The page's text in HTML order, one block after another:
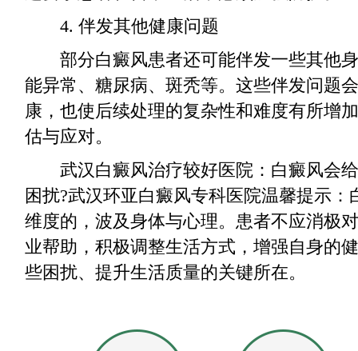
4. 伴发其他健康问题
部分白癜风患者还可能伴发一些其他身
能异常、糖尿病、斑秃等。这些伴发问题
康，也使后续处理的复杂性和难度有所增
估与应对。
武汉白癜风治疗较好医院：白癜风会给
困扰?武汉环亚白癜风专科医院温馨提示
维度的，波及身体与心理。患者不应消极
业帮助，积极调整生活方式，增强自身的
些困扰、提升生活质量的关键所在。